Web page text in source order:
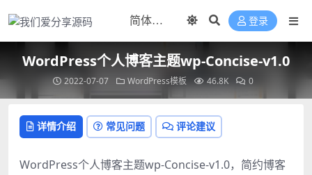
登录
WordPress个人博客主题wp-Concise-v1.0
2022-07-07 WordPress模板 46.8K 0
详情介绍 常见问题 评论建议
WordPress个人博客主题wp-Concise-v1.0，简约博客